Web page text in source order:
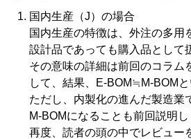
国内生産（J）の場合
国内生産の特徴は、外注の多用
設計品であっても購入品として
その意味の詳細は前回のコラム
して、結果、E-BOM≒M-BOMと
ただし、内製化の進んだ製造業
M-BOMになることも前回説明し
再度、読者の頭の中でレビュー